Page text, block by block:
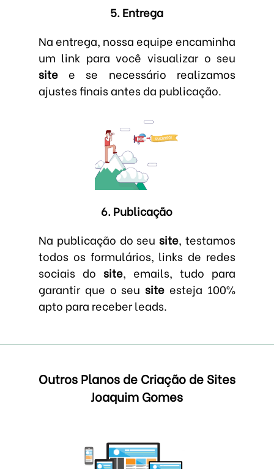
5. Entrega
Na entrega, nossa equipe encaminha
um link para você visualizar o seu
sitee se necessário realizamos
ajustes finais antes da publicação.
6. Publicação
Na publicação do seusite, testamos
todos os formulários, links de redes
sociais do site, emails, tudo para
garantir que o seusite esteja 100%
apto para receber leads.
Outros Planos de Criação de Sites
Joaquim Gomes